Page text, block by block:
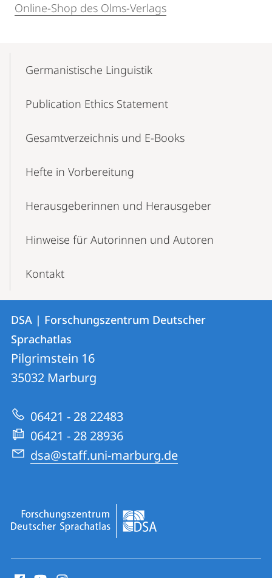
Online-Shop des Olms-Verlags
NavigationGermanistische Linguistik
Publication Ethics Statement
Gesamtverzeichnis und E-Books
Hefte in Vorbereitung
Herausgeberinnen und Herausgeber
Hinweise für Autorinnen und Autoren
Kontakt
Kontakt
und
Informationen
zur
Website
Kontaktinformationen
DSA
|
Forschungszentrum
Sprachatlas
DSA | Forschungszentrum Deutscher
Sprachatlas
Pilgrimstein 16
35032 Marburg
06421 - 28 22483
06421 - 28 28936
dsa@staff.uni-marburg.de